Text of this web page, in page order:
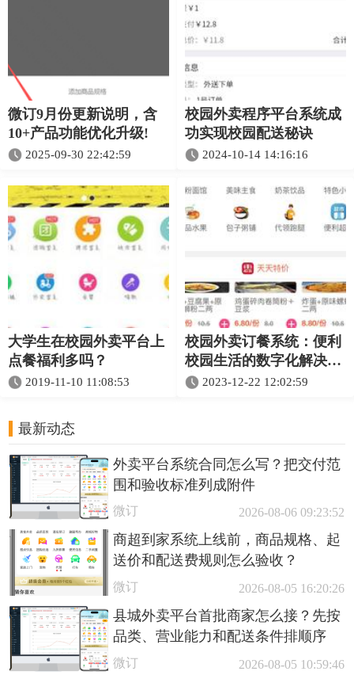
微订9月份更新说明，含
10+产品功能优化升级!
2025-09-30 22:42:59
校园外卖程序平台系统成
功实现校园配送秘诀
2024-10-14 14:16:16
大学生在校园外卖平台上
点餐福利多吗？
2019-11-10 11:08:53
校园外卖订餐系统：便利
校园生活的数字化解决方
案2023-12-22 12:02:59
最新动态
外卖平台系统合同怎么写？把交付范
围和验收标准列成附件
微订 2026-08-06 09:23:52
商超到家系统上线前，商品规格、起
送价和配送费规则怎么验收？
微订 2026-08-05 16:20:26
县城外卖平台首批商家怎么接？先按
品类、营业能力和配送条件排顺序
微订 2026-08-05 10:59:46